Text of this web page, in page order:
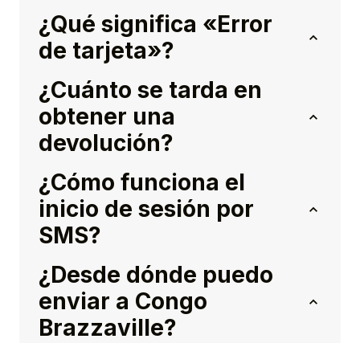
¿Qué significa «Error
de tarjeta»?
¿Cuánto se tarda en
obtener una
devolución?
¿Cómo funciona el
inicio de sesión por
SMS?
¿Desde dónde puedo
enviar a Congo
Brazzaville?